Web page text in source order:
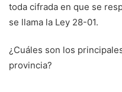
toda cifrada en que se
se llama la Ley 28-01.
¿Cuáles son los
provincia?